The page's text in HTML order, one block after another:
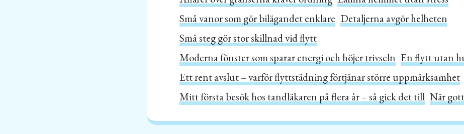
Små vanor som gör bilägandet enklare Detaljerna avgör helheten
Små steg gör stor skillnad vid flytt
Moderna fönster som sparar energi och höjer trivseln En flytt utan
Ett rent avslut – varför flyttstädning förtjänar större uppmärksamhet
Mitt första besök hos tandläkaren på flera år – så gick det till När